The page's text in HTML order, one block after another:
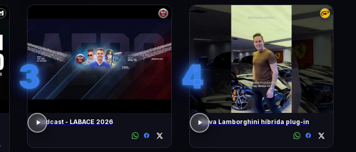
3
Podcast - LABACE 2026
4
Nova Lamborghini híbrida plug-in